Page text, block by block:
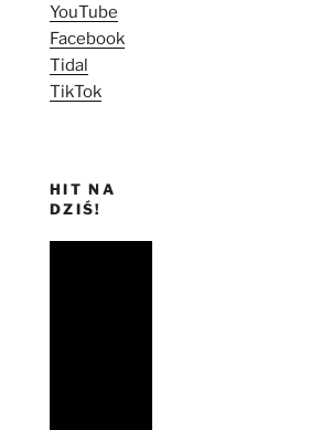
YouTube
Facebook
Tidal
TikTok
HIT NA
DZIŚ!